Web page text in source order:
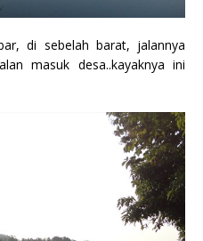
di sebelah barat, jalannya
masuk desa..kayaknya ini